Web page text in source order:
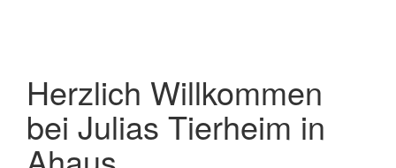
Herzlich Willkommen
bei Julias Tierheim in